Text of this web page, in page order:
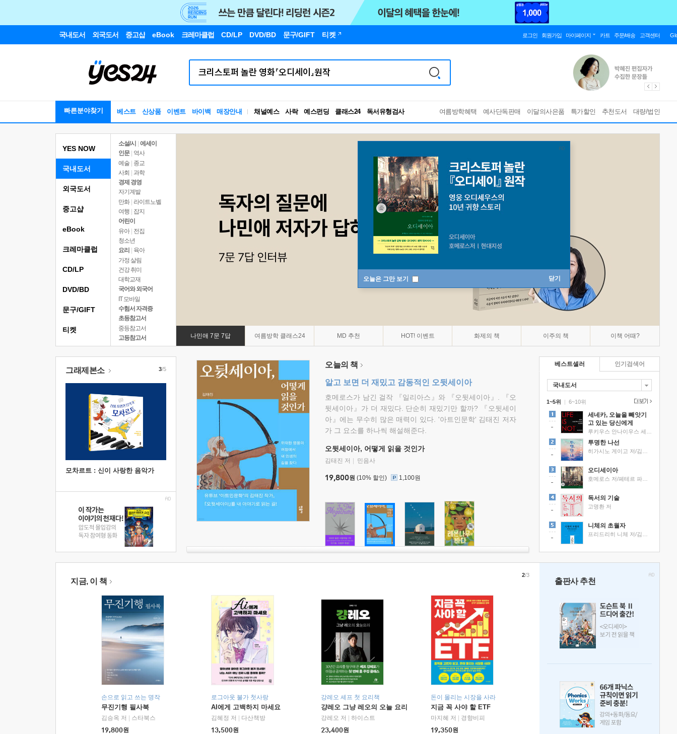
국내도서 외국도서 중고샵 eBook 크레마클럽 CD/LP DVD/BD 문구/GIFT 티켓 로그인 회원가입 마이페이지 카트 주문/배송 고객센터
빠른분야찾기 베스트 신상품 이벤트 바이백 매장안내 채널예스 사락 예스펀딩 클래스24
RBTI Lab
독서유형검사
여름방학혜택 예사단독판매 이달의사은품 특가할인 추천도서 대량/법인
오늘은 그만 보기 닫기
YES NOW
국내도서
소설/시
에세이
인문
역사
예술 | 종교
사회 | 과학
경제 경영
자기계발
만화 | 라이트노벨
여행
잡지
어린이
유아 | 전집
청소년
요리
육아
가정 살림
건강 취미
대학교재
국어와 외국어
IT 모바일
수험서 자격증
초등참고서
중등참고서
고등참고서
나민애 7문 7답 여름방학 클래스24 MD 추천 HOT! 이벤트 화제의 책 이주의 책 이책 어때?
외국도서
중고샵
eBook
크레마클럽
CD/LP
DVD/BD
문구/GIFT
티켓
그래제본소
모차르트 : 신이 사랑한 음악가
3/5 오늘의 책
알고 보면 더 재밌고 감동적인 오뒷세이아
호메로스가 남긴 걸작 『일리아스』와 『오뒷세이아』. 『오
뒷세이아』가 더 재밌다. 단순히 재밌기만 할까? 『오뒷세이
아』에는 무수히 많은 매력이 있다. '아트인문학' 김태진 저자
가 그 요소를 하나씩 해설해준다.
오뒷세이아, 어떻게 읽을 것인가
김태진 저 민음사
19,800원 (10% 할인) 1,100원
베스트셀러
국내도서
1~5위 |
세네카, 오늘을 빼앗기
고 있는 당신에게
투명한 나선
오디세이아
독서의 기술
고명환 저
니체의 초월자
6~10위
인기검색어
지금, 이 책
손으로 읽고 쓰는 명작
무진기행 필사북
김승옥 저
스타북스
19,800원
로그아웃 불가 첫사랑
AI에게 고백하지 마세요
김혜정 저
다산책방
13,500원
강레오 셰프 첫 요리책
걍레오 그냥 레오의 오늘 요리
강레오 저
하이스트
23,400원
돈이 몰리는 시장을 사라
지금 꼭 사야 할 ETF
마지혜 저
경향비피
19,350원
2/3
출판사 추천